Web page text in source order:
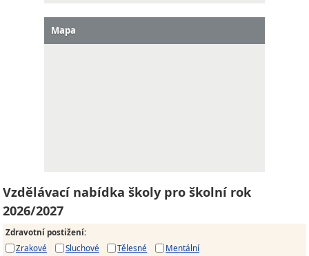
Mapa
Vzdělávací nabídka školy pro školní rok
2026/2027
Zdravotní postižení:
Zrakové
Sluchové Tělesné
Mentální